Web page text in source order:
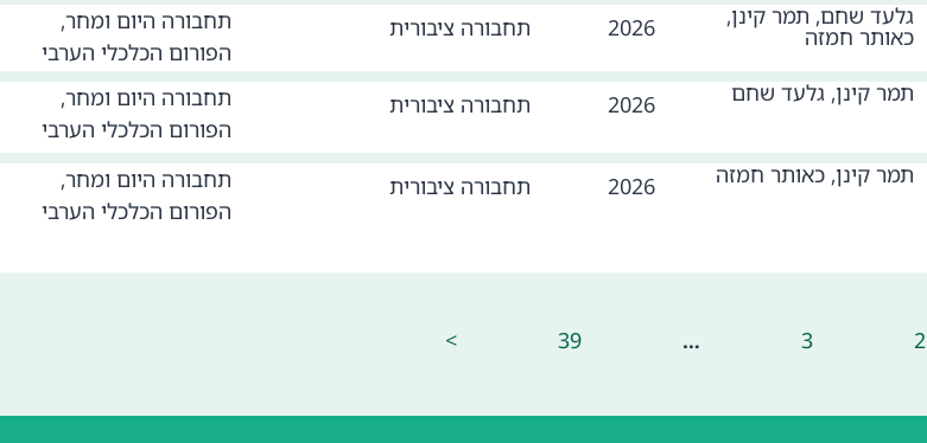
גלעד שחם, תמר קינן,
כאותר חמזה 2026 תחבורה ציבורית
תחבורה היום ומחר,
הפורום הכלכלי הערבי
תמר קינן, גלעד שחם 2026 תחבורה ציבורית
תחבורה היום ומחר,
הפורום הכלכלי הערבי
תמר קינן, כאותר חמזה 2026 תחבורה ציבורית
תחבורה היום ומחר,
הפורום הכלכלי הערבי
2
3
…
39
>